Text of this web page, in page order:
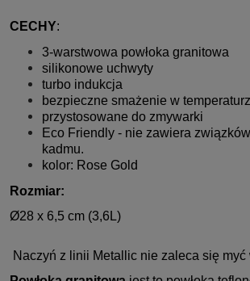
CECHY:
3-warstwowa powłoka granitowa
silikonowe uchwyty
turbo indukcja
bezpieczne smażenie w
przystosowane do zmywarki
Eco Friendly - nie zawiera
kadmu.
kolor: Rose Gold
Rozmiar:
Ø28 x 6,5 cm (3,6L)
Naczyń z linii Metallic nie zaleca się myć